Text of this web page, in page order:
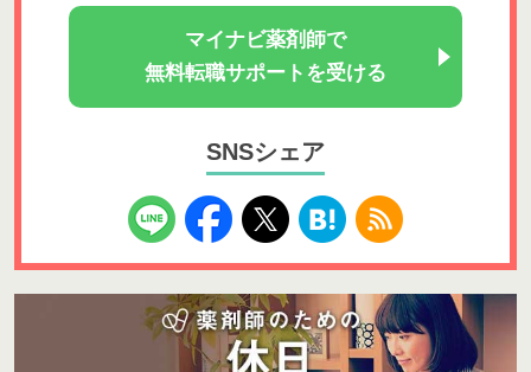
マイナビ薬剤師で
無料転職サポートを受ける
SNSシェア